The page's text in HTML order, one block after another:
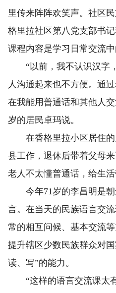
里传来阵阵欢笑声。社区
格里拉社区第八党支部书
课程内容是学习日常交流中
“以前，我不认识汉字
人沟通起来也不方便。通
在我能用普通话和其他人
岁的居民卓玛说。
在香格里拉小区居住的
县工作，退休后带着父母
老人不太懂普通话，给生活
今年71岁的李昌明是朝
言。在当天的民族语言交
常的相互问候、基本交流
提升辖区少数民族群众对国
读、写”的能力。
“这样的语言交流课太